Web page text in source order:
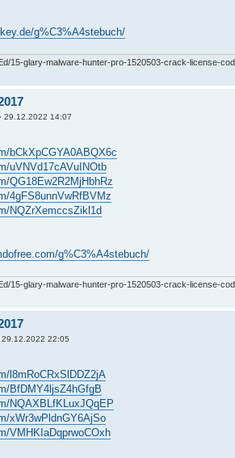
g%C3%A4stebuch/
15-glary-malware-hunter-pro-1520503-crack-license-
29.12.2022 14:07
bCkXpCGYA0ABQX6c
uVNVd17cAVuINOtb
QG18Ew2R2MjHbhRz
4gFS8unnVwRfBVMz
NQZrXemccsZikl1d
g%C3%A4stebuch/
15-glary-malware-hunter-pro-1520503-crack-license-
29.12.2022 22:05
l8mRoCRxSlDDZ2jA
BfDMY4ljsZ4hGfgB
NQAXBLfKLuxJQqEP
xWr3wPldnGY6AjSo
VMHKIaDqprwoCOxh